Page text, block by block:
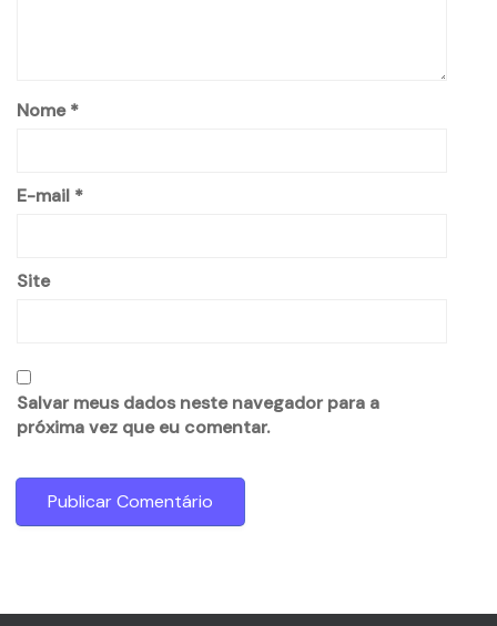
Nome*
E-mail *
Site
Salvar meus dados neste navegador para a
próxima vez que eu comentar.